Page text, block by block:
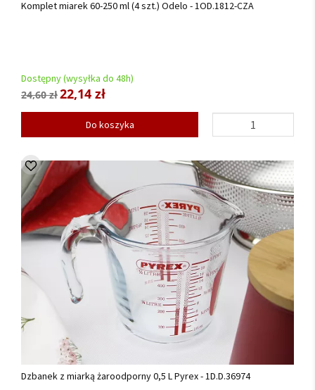
Komplet miarek 60-250 ml (4 szt.) Odelo - 1OD.1812-CZA
Dostępny (wysyłka do 48h)
24,60 zł22,14 zł
Do koszyka
Dzbanek z miarką żaroodporny 0,5 L Pyrex - 1D.D.36974